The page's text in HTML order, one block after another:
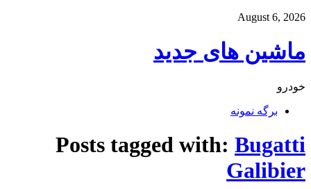
August 6, 2026
ماشین های جدید
خودرو
برگه نمونه
Posts tagged with: Bugatti
Galibier